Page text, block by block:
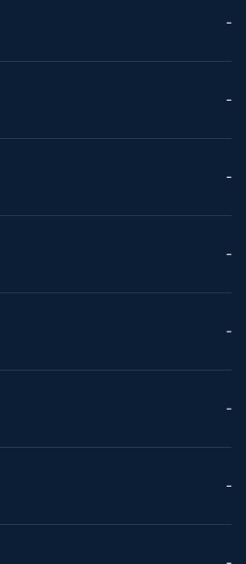
--
--
--
--
--
--
--